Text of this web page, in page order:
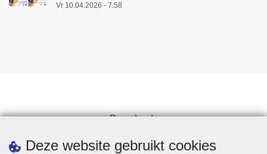
Deze website gebruikt cookies
Vr 10.04.2026 - 7:58
Downloads